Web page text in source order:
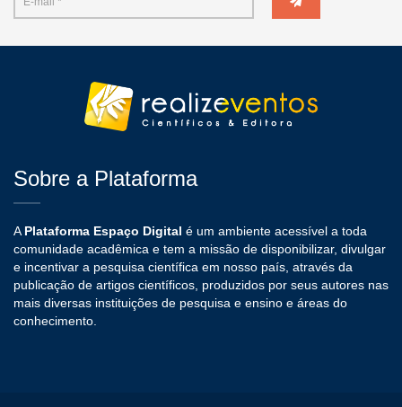
Sobre a Plataforma
A Plataforma Espaço Digital é um ambiente acessível a toda
comunidade acadêmica e tem a missão de disponibilizar, divulgar
e incentivar a pesquisa científica em nosso país, através da
publicação de artigos científicos, produzidos por seus autores nas
mais diversas instituições de pesquisa e ensino e áreas do
conhecimento.